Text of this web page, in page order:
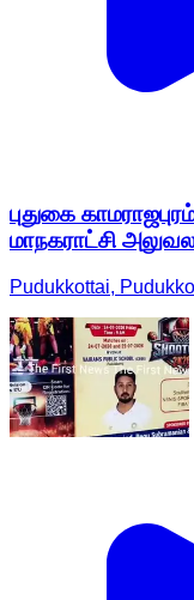
புதுகை
மாநகராட்சி
Pudukkottai,